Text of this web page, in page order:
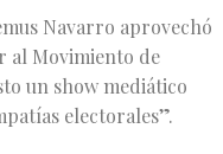
Navarro aprovechó
al Movimiento de
un show mediático
electorales”.